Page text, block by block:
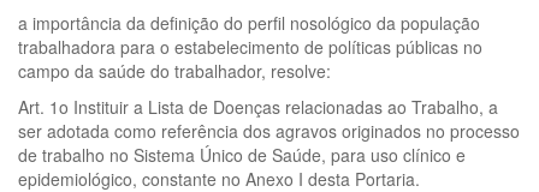
a importância da definição do perfil nosológico da população
trabalhadora para o estabelecimento de políticas públicas no
campo da saúde do trabalhador, resolve:
Art. 1o Instituir a Lista de Doenças relacionadas ao Trabalho, a
ser adotada como referência dos agravos originados no processo
de trabalho no Sistema Único de Saúde, para uso clínico e
epidemiológico, constante no Anexo I desta Portaria.